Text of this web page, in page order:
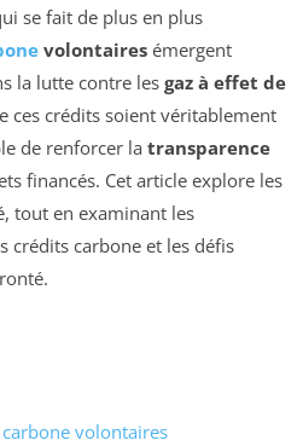
se fait de plus en plus
volontaires émergent
la lutte contre lesgaz à effet de
ces crédits soient véritablement
de renforcer la transparence
financés. Cet article explore les
tout en examinant les
crédits carbone et les défis
volontaires